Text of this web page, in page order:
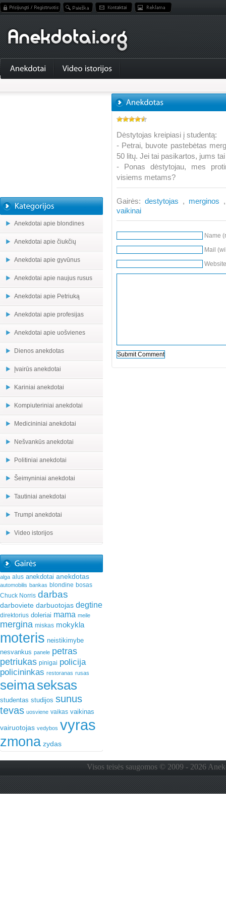
Anekdotai apie blondines
Anekdotai apie čiukčių
Anekdotai apie gyvūnus
Anekdotai apie naujus rusus
Anekdotai apie Petriuką
Anekdotai apie profesijas
Anekdotai apie uošvienes
Dienos anekdotas
Įvairūs anekdotai
Kariniai anekdotai
Kompiuteriniai anekdotai
Medicininiai anekdotai
Nešvankūs anekdotai
Politiniai anekdotai
Šeimyniniai anekdotai
Tautiniai anekdotai
Trumpi anekdotai
Video istorijos
alga alus anekdotai anekdotas
automobilis bankas blondine bosas
Chuck Norris darbas
darboviete darbuotojas degtine
direktorius doleriai mama meile
mergina miskas mokykla
moteris neistikimybe
nesvankus panele petras
petriukas pinigai policija
policininkas restoranas rusas
seimaseksas
studentas studijos sunus
tevas uosviene vaikas vaikinas
vairuotojas vedybos vyras
zmona zydas
Dėstytojas kreipiasi į studentą:
- Petrai, buvote pastebėtas
50 litų. Jei tai pasikartos, jums
- Ponas dėstytojau, mes
visiems metams?
Gairės:destytojas , merginos
vaikinai
Name
Mail
Visos teisės saugomos © 2009 - 2026